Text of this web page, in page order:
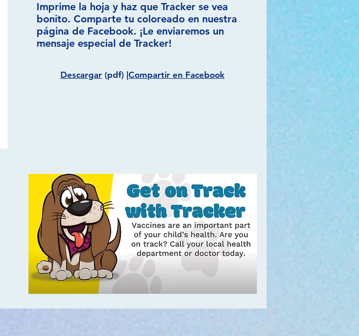
Imprime la hoja y haz que Tracker se vea
bonito. Comparte tu coloreado en nuestra
página de Facebook. ¡Le enviaremos un
mensaje especial de Tracker!
Descargar (pdf) | Compartir en Facebook